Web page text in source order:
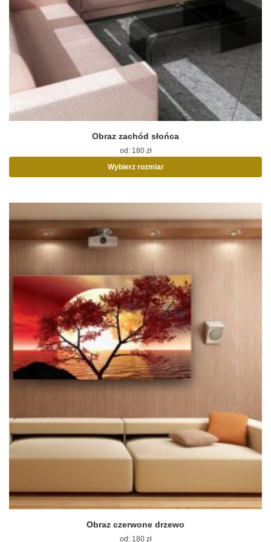
Obraz zachód słońca
od: 180 zł
Wybierz rozmiar
wiele
wariantów.
Opcje
można
na
stronie
produktu
Obraz czerwone drzewo
od: 180 zł